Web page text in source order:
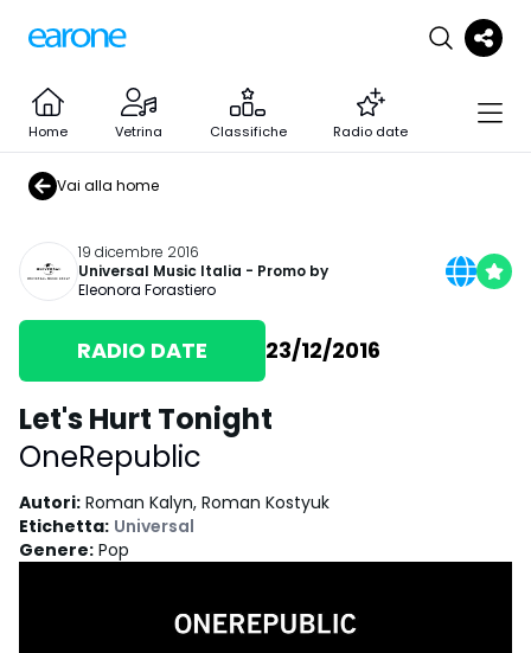
Home Vetrina Classifiche Radio date
Vai alla home
19 dicembre 2016
Universal Music Italia - Promo by
Eleonora Forastiero
RADIO DATE 23/12/2016
Let's Hurt Tonight
OneRepublic
Autori: Roman Kalyn, Roman Kostyuk
Etichetta: Universal
Genere: Pop